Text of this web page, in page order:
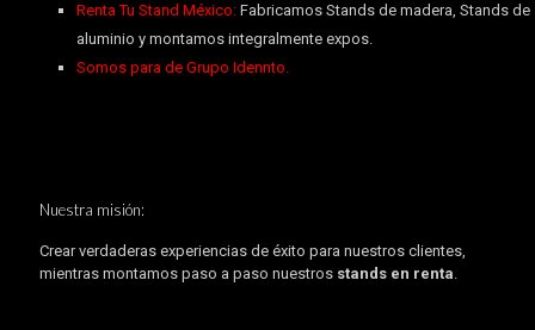
Renta Tu Stand México:Fabricamos Stands de madera, Stands de
aluminio y montamos integralmente expos.
Somos para de Grupo Idennto.
Nuestra misión:
Crear verdaderas experiencias de éxito para nuestros clientes,
mientras montamos paso a paso nuestros stands en renta.